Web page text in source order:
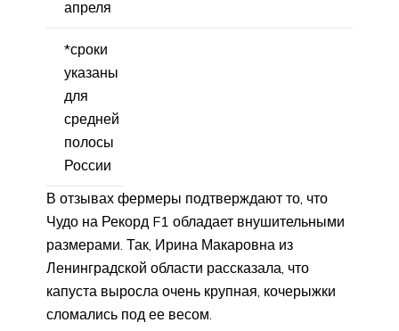
апреля
*сроки
указаны
для
средней
полосы
России
В отзывах фермеры подтверждают то, что
Чудо на Рекорд F1 обладает внушительными
размерами. Так, Ирина Макаровна из
Ленинградской области рассказала, что
капуста выросла очень крупная, кочерыжки
сломались под ее весом.